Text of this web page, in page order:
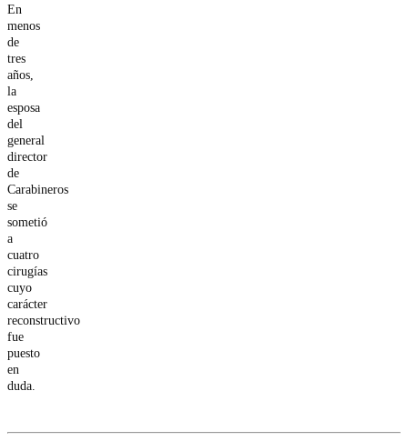
En
menos
de
tres
años,
la
esposa
del
general
director
de
Carabineros
se
sometió
a
cuatro
cirugías
cuyo
carácter
reconstructivo
fue
puesto
en
duda.